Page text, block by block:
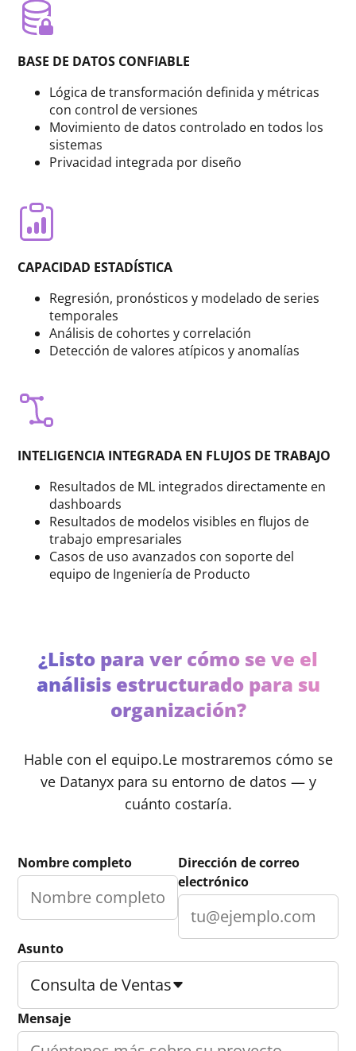
BASE DE DATOS CONFIABLE
Lógica de transformación definida y métricas
con control de versiones
Movimiento de datos controlado en todos los
sistemas
Privacidad integrada por diseño
CAPACIDAD ESTADÍSTICA
Regresión, pronósticos y modelado de series
temporales
Análisis de cohortes y correlación
Detección de valores atípicos y anomalías
INTELIGENCIA INTEGRADA EN FLUJOS DE TRABAJO
Resultados de ML integrados directamente en
dashboards
Resultados de modelos visibles en flujos de
trabajo empresariales
Casos de uso avanzados con soporte del
equipo de Ingeniería de Producto
¿Listo para ver cómo se ve el
análisis estructurado para su
organización?
Hable con el equipo.Le mostraremos cómo se
ve Datanyx para su entorno de datos — y
cuánto costaría.
Nombre completo
Dirección de correo
electrónico
Asunto
Consulta de Ventas
Mensaje